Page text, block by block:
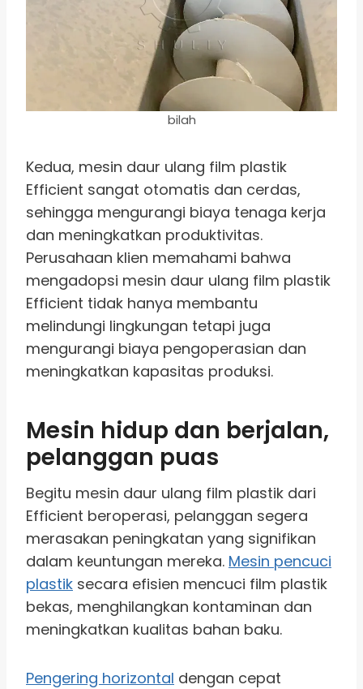
bilah
Kedua, mesin daur ulang film plastik
Efficient sangat otomatis dan cerdas,
sehingga mengurangi biaya tenaga kerja
dan meningkatkan produktivitas.
Perusahaan klien memahami bahwa
mengadopsi mesin daur ulang film plastik
Efficient tidak hanya membantu
melindungi lingkungan tetapi juga
mengurangi biaya pengoperasian dan
meningkatkan kapasitas produksi.
Mesin hidup dan berjalan,
pelanggan puas
Begitu mesin daur ulang film plastik dari
Efficient beroperasi, pelanggan segera
merasakan peningkatan yang signifikan
dalam keuntungan mereka. Mesin pencuci
plastik secara efisien mencuci film plastik
bekas, menghilangkan kontaminan dan
meningkatkan kualitas bahan baku.
Pengering horizontal dengan cepat